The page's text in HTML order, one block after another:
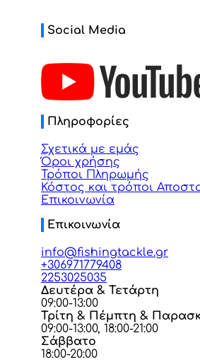
Social Media
Πληροφορίες
Σχετικά με εμάς
Όροι χρήσης
Τρόποι Πληρωμής
Κόστος και τρόποι
Επικοινωνία
Επικοινωνία
info@fishingtackle.gr
+306971779408
2253025035
Δευτέρα & Τετάρτη
09:00-13:00
Τρίτη & Πέμπτη &
09:00-13:00, 18:00-21:00
Σάββατο
18:00-20:00